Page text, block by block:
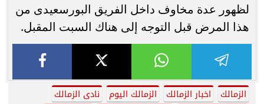
لظهور عدة مخاوف داخل الفريق البورسعيدى من
هذا المرض قبل التوجه إلى هناك السبت المقبل.
الزمالك اخبار الزمالك الزمالك اليوم
نادى الزمالك